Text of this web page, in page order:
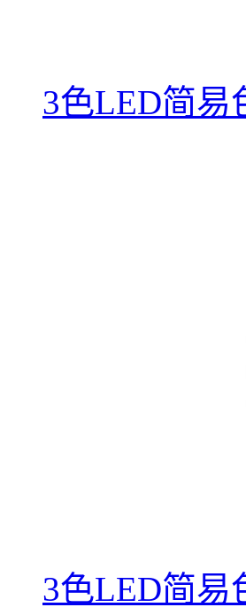
3色LED简易
3色LED简易